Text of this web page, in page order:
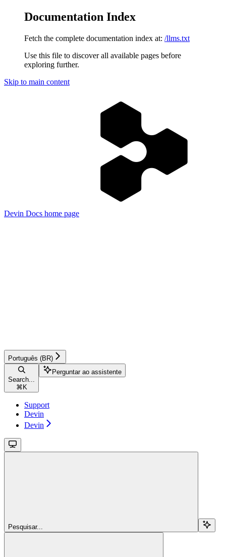
Documentation Index
Fetch the complete documentation index at: /llms.txt
Use this file to discover all available pages before
exploring further.
Skip to main content
Devin Docs home page
Português (BR)
Search...
⌘ K
Perguntar ao assistente
Support
Devin
Devin
Pesquisar...